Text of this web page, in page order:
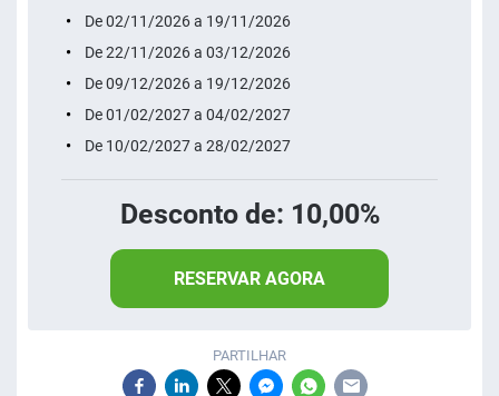
De 02/11/2026 a 19/11/2026
De 22/11/2026 a 03/12/2026
De 09/12/2026 a 19/12/2026
De 01/02/2027 a 04/02/2027
De 10/02/2027 a 28/02/2027
Desconto de: 10,00%
RESERVAR AGORA
PARTILHAR